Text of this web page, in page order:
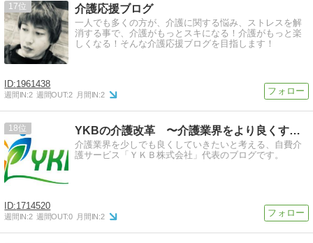
17 介護応援ブログ
一人でも多くの方が、介護に関する悩み、ストレスを解
消する事で、介護がもっとスキになる！介護がもっと楽
しくなる！そんな介護応援ブログを目指します！
1961438
週間IN:2 週間OUT:2 月間IN:2
18 YKBの介護改革 〜介護業界をより良くするために〜
介護業界を少しでも良くしていきたいと考える、自費介
護サービス「ＹＫＢ株式会社」代表のブログです。
1714520
週間IN:2 週間OUT:0 月間IN:2